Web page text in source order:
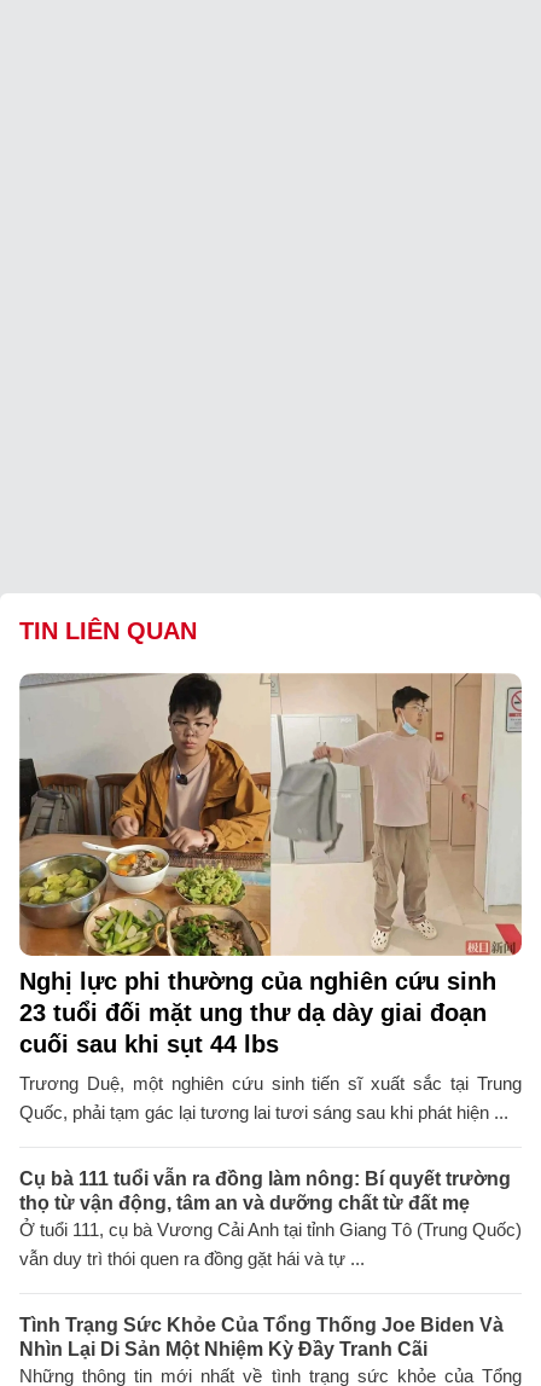
TIN LIÊN QUAN
Nghị lực phi thường của nghiên cứu sinh
23 tuổi đối mặt ung thư dạ dày giai đoạn
cuối sau khi sụt 44 lbs
Trương Duệ, một nghiên cứu sinh tiến sĩ xuất sắc tại Trung
Quốc, phải tạm gác lại tương lai tươi sáng sau khi phát hiện ...
Cụ bà 111 tuổi vẫn ra đồng làm nông: Bí quyết trường
thọ từ vận động, tâm an và dưỡng chất từ đất mẹ
Ở tuổi 111, cụ bà Vương Cải Anh tại tỉnh Giang Tô (Trung Quốc)
vẫn duy trì thói quen ra đồng gặt hái và tự ...
Tình Trạng Sức Khỏe Của Tổng Thống Joe Biden Và
Nhìn Lại Di Sản Một Nhiệm Kỳ Đầy Tranh Cãi
Những thông tin mới nhất về tình trạng sức khỏe của Tổng